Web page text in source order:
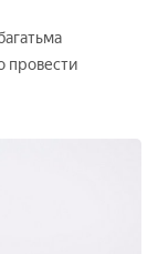
провести